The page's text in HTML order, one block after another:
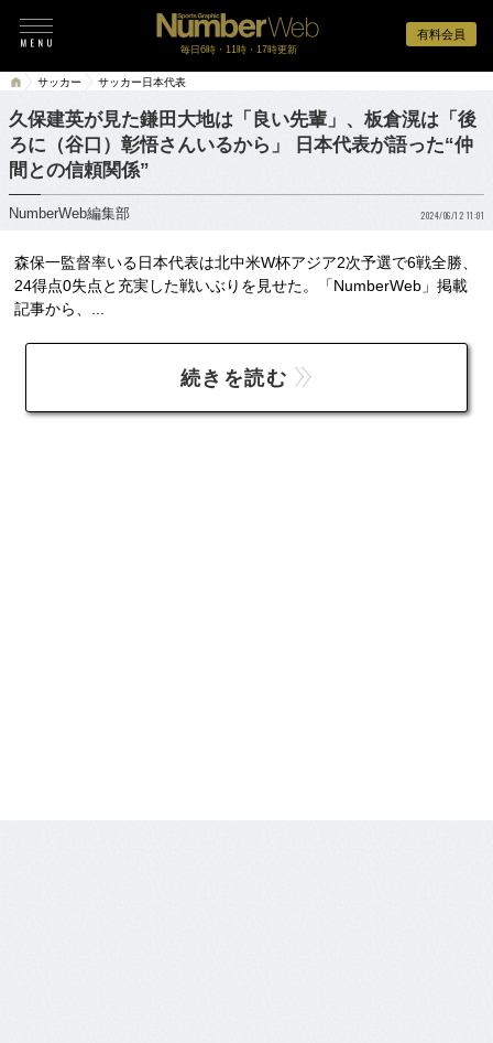
有料会員
毎日6時・11時・17時更新
サッカー サッカー日本代表
久保建英が見た鎌田大地は「良い先輩」、板倉滉は「後
ろに（谷口）彰悟さんいるから」 日本代表が語った“仲
間との信頼関係”
NumberWeb編集部 2024/06/12 11:01
森保一監督率いる日本代表は北中米W杯アジア2次予選で6戦全勝、
24得点0失点と充実した戦いぶりを見せた。「NumberWeb」掲載
記事から、...
続きを読む